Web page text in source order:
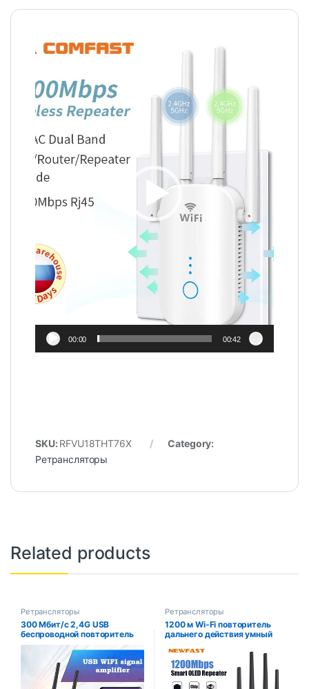
Video
Player
00:00 00:42
SKU: RFVU18THT76X
Category:
Ретрансляторы
Related products
Ретрансляторы
300 Мбит/с 2,4G USB
беспроводной повторитель
Wi-Fi удлинитель
маршрутизатор усилитель
сигнала Wi-Fi усилитель
дальнего действия Wi-Fi
повторитель точка доступа
Ретрансляторы
1200 м Wi-Fi повторитель
дальнего действия умный
Fi удлинитель Wi-Fi усилитель
Wi-Fi усилитель сигнала
антенна Wi-Fi повторитель